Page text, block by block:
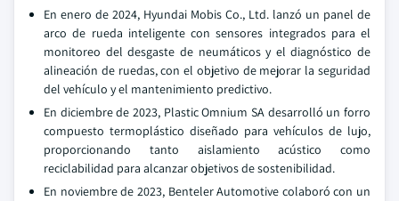
En enero de 2024, Hyundai Mobis Co., Ltd. lanzó un panel de
arco de rueda inteligente con sensores integrados para el
monitoreo del desgaste de neumáticos y el diagnóstico de
alineación de ruedas, con el objetivo de mejorar la seguridad
del vehículo y el mantenimiento predictivo.
En diciembre de 2023, Plastic Omnium SA desarrolló un forro
compuesto termoplástico diseñado para vehículos de lujo,
proporcionando tanto aislamiento acústico como
reciclabilidad para alcanzar objetivos de sostenibilidad.
En noviembre de 2023, Benteler Automotive colaboró con un